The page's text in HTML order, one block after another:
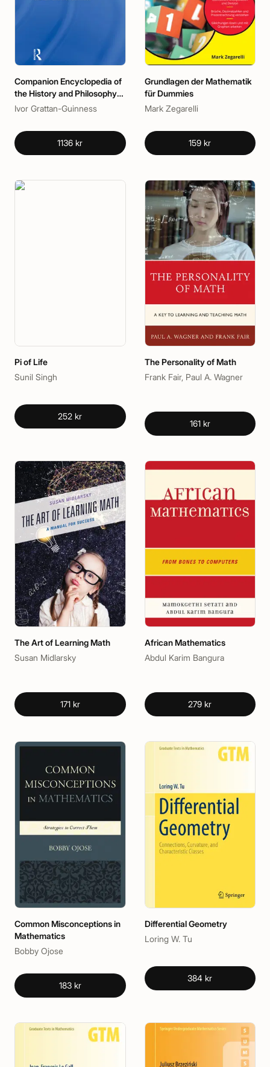
Companion Encyclopedia of
the History and Philosophy
of the Mathematical
Ivor Grattan-Guinness
1136 kr
Grundlagen der Mathematik
für Dummies
Mark Zegarelli
159 kr
Pi of Life
Sunil Singh
252 kr
The Personality of Math
Frank Fair, Paul A. Wagner
161 kr
The Art of Learning Math
Susan Midlarsky
171 kr
African Mathematics
Abdul Karim Bangura
279 kr
Common Misconceptions in
Mathematics
Bobby Ojose
183 kr
Differential Geometry
Loring W. Tu
384 kr